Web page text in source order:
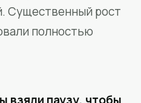
Существенный рост
полностью